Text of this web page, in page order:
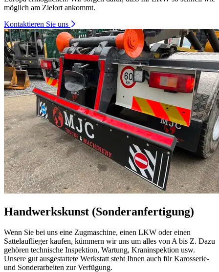
möglich am Zielort ankommt.
Kontaktieren Sie uns
Handwerkskunst (Sonderanfertigung)
Wenn Sie bei uns eine Zugmaschine, einen LKW oder einen
Sattelauflieger kaufen, kümmern wir uns um alles von A bis Z. Dazu
gehören technische Inspektion, Wartung, Kraninspektion usw.
Unsere gut ausgestattete Werkstatt steht Ihnen auch für Karosserie-
und Sonderarbeiten zur Verfügung.